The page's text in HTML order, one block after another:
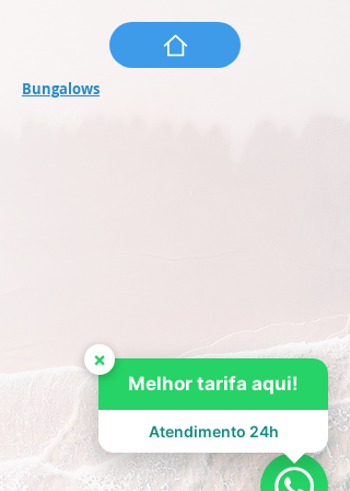
×
Melhor tarifa aqui!
Atendimento 24h
Bungalows